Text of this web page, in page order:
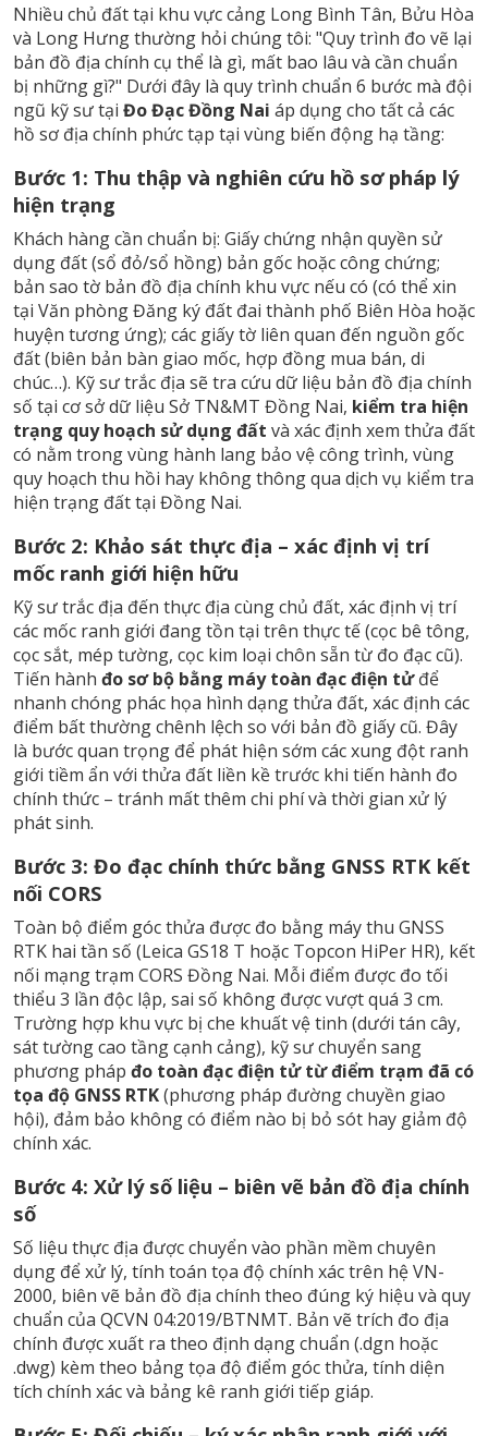
Nhiều chủ đất tại khu vực cảng Long Bình Tân, Bửu Hòa
và Long Hưng thường hỏi chúng tôi: "Quy trình đo vẽ lại
bản đồ địa chính cụ thể là gì, mất bao lâu và cần chuẩn
bị những gì?" Dưới đây là quy trình chuẩn 6 bước mà đội
ngũ kỹ sư tại Đo Đạc Đồng Nai áp dụng cho tất cả các
hồ sơ địa chính phức tạp tại vùng biến động hạ tầng:
Bước 1: Thu thập và nghiên cứu hồ sơ pháp lý
hiện trạng
Khách hàng cần chuẩn bị: Giấy chứng nhận quyền sử
dụng đất (sổ đỏ/sổ hồng) bản gốc hoặc công chứng;
bản sao tờ bản đồ địa chính khu vực nếu có (có thể xin
tại Văn phòng Đăng ký đất đai thành phố Biên Hòa hoặc
huyện tương ứng); các giấy tờ liên quan đến nguồn gốc
đất (biên bản bàn giao mốc, hợp đồng mua bán, di
chúc…). Kỹ sư trắc địa sẽ tra cứu dữ liệu bản đồ địa chính
số tại cơ sở dữ liệu Sở TN&MT Đồng Nai, kiểm tra hiện
trạng quy hoạch sử dụng đất và xác định xem thửa đất
có nằm trong vùng hành lang bảo vệ công trình, vùng
quy hoạch thu hồi hay không thông qua dịch vụ kiểm tra
hiện trạng đất tại Đồng Nai.
Bước 2: Khảo sát thực địa – xác định vị trí
mốc ranh giới hiện hữu
Kỹ sư trắc địa đến thực địa cùng chủ đất, xác định vị trí
các mốc ranh giới đang tồn tại trên thực tế (cọc bê tông,
cọc sắt, mép tường, cọc kim loại chôn sẵn từ đo đạc cũ).
Tiến hành đo sơ bộ bằng máy toàn đạc điện tửđể
nhanh chóng phác họa hình dạng thửa đất, xác định các
điểm bất thường chênh lệch so với bản đồ giấy cũ. Đây
là bước quan trọng để phát hiện sớm các xung đột ranh
giới tiềm ẩn với thửa đất liền kề trước khi tiến hành đo
chính thức – tránh mất thêm chi phí và thời gian xử lý
phát sinh.
Bước 3: Đo đạc chính thức bằng GNSS RTK kết
nối CORS
Toàn bộ điểm góc thửa được đo bằng máy thu GNSS
RTK hai tần số (Leica GS18 T hoặc Topcon HiPer HR), kết
nối mạng trạm CORS Đồng Nai. Mỗi điểm được đo tối
thiểu 3 lần độc lập, sai số không được vượt quá 3 cm.
Trường hợp khu vực bị che khuất vệ tinh (dưới tán cây,
sát tường cao tầng cạnh cảng), kỹ sư chuyển sang
phương pháp đo toàn đạc điện tử từ điểm trạm đã có
tọa độ GNSS RTK(phương pháp đường chuyền giao
hội), đảm bảo không có điểm nào bị bỏ sót hay giảm độ
chính xác.
Bước 4: Xử lý số liệu – biên vẽ bản đồ địa chính
số
Số liệu thực địa được chuyển vào phần mềm chuyên
dụng để xử lý, tính toán tọa độ chính xác trên hệ VN-
2000, biên vẽ bản đồ địa chính theo đúng ký hiệu và quy
chuẩn của QCVN 04:2019/BTNMT. Bản vẽ trích đo địa
chính được xuất ra theo định dạng chuẩn (.dgn hoặc
.dwg) kèm theo bảng tọa độ điểm góc thửa, tính diện
tích chính xác và bảng kê ranh giới tiếp giáp.